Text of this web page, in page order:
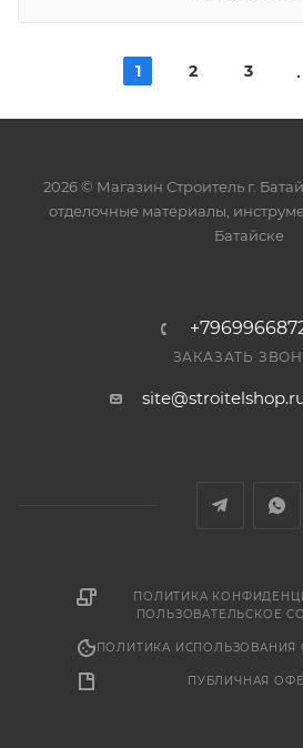
1 2 3
2026 © Магазин Строитель г.
отделочные материалы,
Батайске
ЗАКАЗАТЬ
ПОЛИТИКА
ПОЛЬЗОВАТЕЛЬСКОЕ
ПОЛИТИКА ИСПОЛЬЗОВАНИЯ
ПУБЛИЧНАЯ